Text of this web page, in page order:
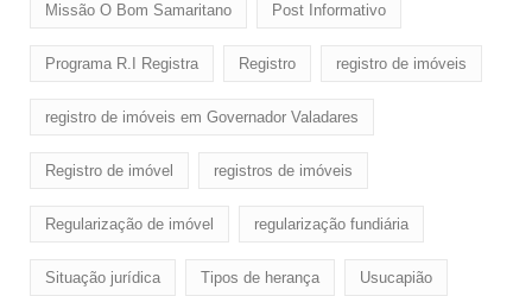
Missão O Bom Samaritano Post Informativo
Programa R.I Registra Registro registro de imóveis
registro de imóveis em Governador Valadares
Registro de imóvel registros de imóveis
Regularização de imóvel regularização fundiária
Situação jurídica Tipos de herança Usucapião